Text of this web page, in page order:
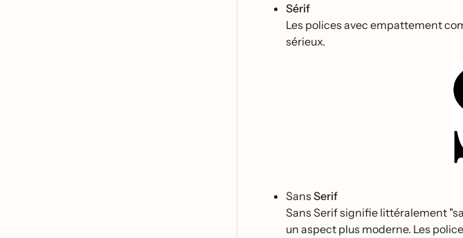
Sérif
Les polices avec empattement
sérieux.
Sans Serif
Sans Serif signifie littéralement
un aspect plus moderne. Les